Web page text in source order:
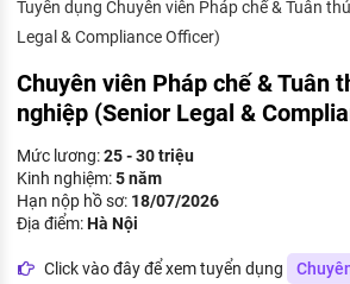
Việc làm lương cao
Việc làm tốt nhất
CÔNG TY
Danh sách nhà tuyển dụng
Nhà tuyển dụng hàng đầu
Tạo CV trực tuyến
MẪU CV THEO STYLE
Mẫu CV đơn giản
Mẫu CV hiện đại
Tính trợ cấp thất nghiệp
Chính sách mới
PHÁP LUẬT LAO ĐỘNG
Lao động và tiền lương
Thuế thu nhập
Tuyển dụng Chuyên viên Pháp chế & Tuân
Legal & Compliance Officer)
Chuyên viên Pháp chế & Tuân
nghiệp (Senior Legal &
Mức lương:25 - 30 triệu
Kinh nghiệm:5 năm
Hạn nộp hồ sơ: 18/07/2026
Địa điểm:Hà Nội
Click vào đây để xem tuyển dụng